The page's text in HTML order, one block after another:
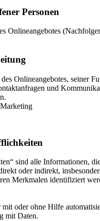
Personen
Onlineangebotes
Onlineangebotes, seiner
und
sind alle Informationen,
oder indirekt,
Merkmalen identifiziert
mit oder ohne Hilfe
mit Daten.